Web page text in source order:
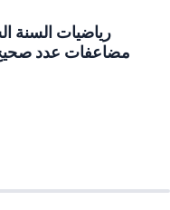
رياضيات السنة
مضاعفات عدد صحيح طبيعي -